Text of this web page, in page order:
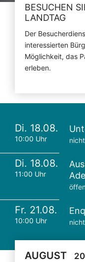
BESUCHEN
LANDTAG
Der
interessierten
Möglichkeit, das
erleben.
Di. 18.08.
10:00 Uhr
Di. 18.08.
11:00 Uhr
Fr. 21.08.
10:00 Uhr
AUGUST